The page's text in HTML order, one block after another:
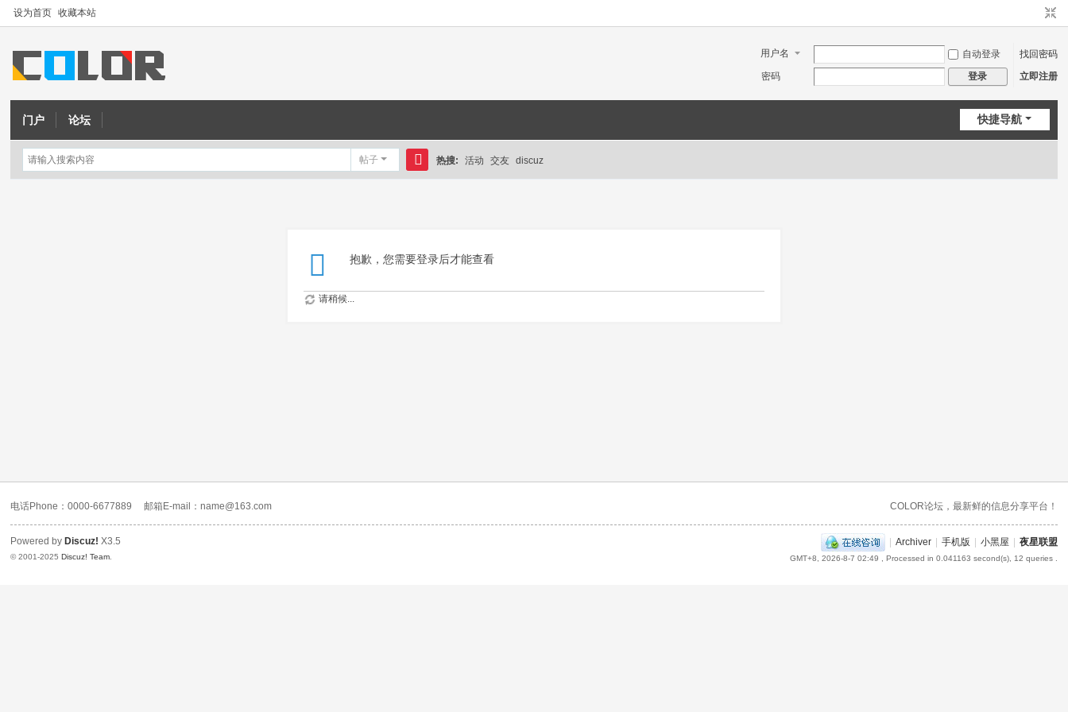
设为首页 收藏本站
用户名 自动登录
找回密码
密码
登录 立即注册
快捷导航
门户 论坛
帖子
搜
热搜: 活动 交友 discuz
抱歉，您需要登录后才能查看
请稍候...
电话Phone：0000-6677889 邮箱E-mail：name@163.com COLOR论坛，最新鲜的信息分享平台！
| Archiver | 手机版 | 小黑屋 | 夜星联盟
GMT+8, 2026-8-7 02:49 , Processed in 0.041163 second(s), 12 queries .
Powered by Discuz! X3.5
© 2001-2025Discuz! Team